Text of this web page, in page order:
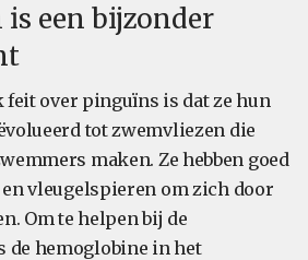
is een bijzonder
feit over pinguïns is dat ze hun
tot zwemvliezen die
maken. Ze hebben goed
vleugelspieren om zich door
Om te helpen bij de
hemoglobine in het